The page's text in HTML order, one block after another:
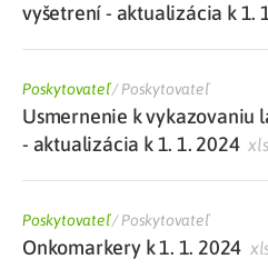
vyšetrení - aktualizácia k 1.
Poskytovateľ/Poskytovateľ
Usmernenie k vykazovaniu
- aktualizácia k 1. 1. 2024
Poskytovateľ/Poskytovateľ
Onkomarkery k 1. 1. 2024